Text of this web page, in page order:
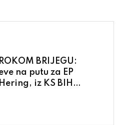
BRIJEGU:
na putu za EP
iz KS BIH